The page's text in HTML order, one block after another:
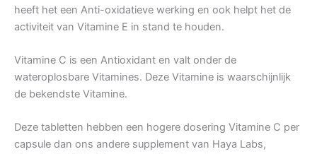
heeft het een Anti-oxidatieve werking en ook helpt het de
activiteit van Vitamine E in stand te houden.
Vitamine C is een Antioxidant en valt onder de
wateroplosbare Vitamines. Deze Vitamine is waarschijnlijk
de bekendste Vitamine.
Deze tabletten hebben een hogere dosering Vitamine C per
capsule dan ons andere supplement van Haya Labs,